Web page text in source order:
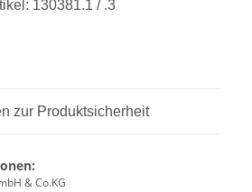
130381.1 / .3
zur Produktsicherheit
& Co.KG